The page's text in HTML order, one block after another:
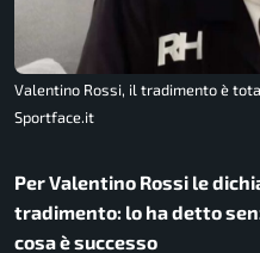
Valentino Rossi, il tradimento è
Sportface.it
Per Valentino Rossi le
tradimento: lo ha detto
cosa è successo